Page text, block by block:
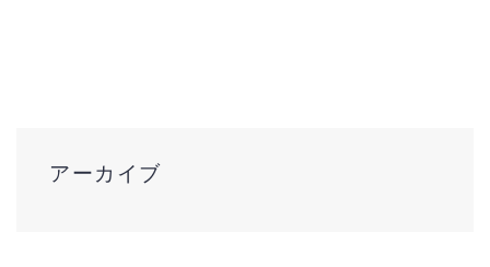
アーカイブ